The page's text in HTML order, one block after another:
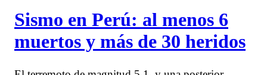
Sismo en Perú: al menos 6
muertos y más de 30 heridos